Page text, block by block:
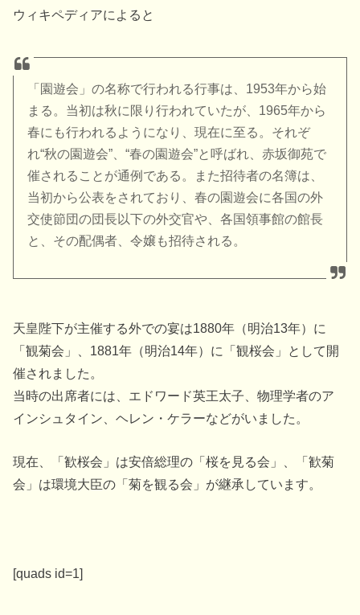
ウィキペディアによると
「園遊会」の名称で行われる行事は、1953年から始
まる。当初は秋に限り行われていたが、1965年から
春にも行われるようになり、現在に至る。それぞ
れ“秋の園遊会”、“春の園遊会”と呼ばれ、赤坂御苑で
催されることが通例である。また招待者の名簿は、
当初から公表をされており、春の園遊会に各国の外
交使節団の団長以下の外交官や、各国領事館の館長
と、その配偶者、令嬢も招待される。
天皇陛下が主催する外での宴は1880年（明治13年）に
「観菊会」、1881年（明治14年）に「観桜会」として開
催されました。
当時の出席者には、エドワード英王太子、物理学者のア
インシュタイン、ヘレン・ケラーなどがいました。
現在、「歓桜会」は安倍総理の「桜を見る会」、「歓菊
会」は環境大臣の「菊を観る会」が継承しています。
[quads id=1]